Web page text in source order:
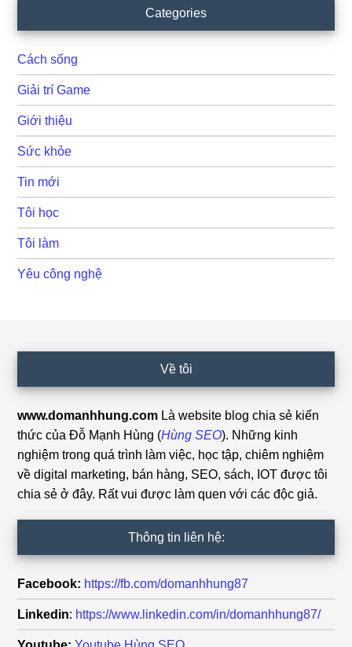
Categories
Cách sống
Giải trí Game
Giới thiệu
Sức khỏe
Tin mới
Tôi học
Tôi làm
Yêu công nghệ
Về tôi
www.domanhhung.com Là website blog chia sẻ kiến
thức của Đỗ Mạnh Hùng (Hùng SEO). Những kinh
nghiệm trong quá trình làm việc, học tập, chiêm nghiệm
về digital marketing, bán hàng, SEO, sách, IOT được tôi
chia sẻ ở đây. Rất vui được làm quen với các độc giả.
Thông tin liên hệ:
Facebook: https://fb.com/domanhhung87
Linkedin: https://www.linkedin.com/in/domanhhung87/